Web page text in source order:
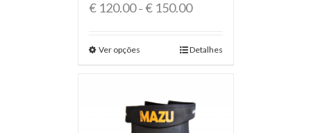
€120.00–€150.00
Ver opções Detalhes